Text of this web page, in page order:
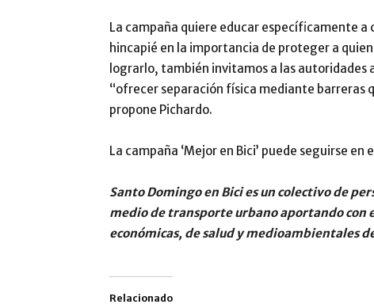
La campaña quiere educar específicamente
hincapié en la importancia de proteger a
lograrlo, también invitamos a las autoridades
“ofrecer separación física mediante barreras
propone Pichardo.
La campaña ‘Mejor en Bici’ puede seguirse
Santo Domingo en Bici es un colectivo de
medio de transporte urbano aportando con
económicas, de salud y medioambientales
Relacionado